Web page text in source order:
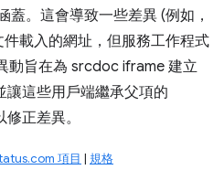
蓋。這會導致一些差異 (例如，
載入的網址，但服務工作程式
動旨在為 srcdoc iframe 建立
這些用戶端繼承父項的
正差異。
項目 | 規格